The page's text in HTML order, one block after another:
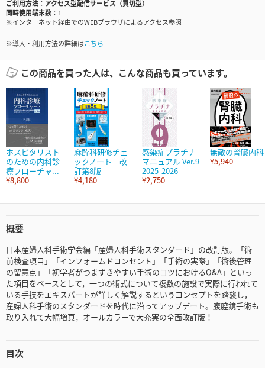
ご利用方法
アクセス型配信サービス（買切型）
同時使用端末数
1
※インターネット経由でのWEBブラウザによるアクセス参照
※導入・利用方法の詳細はこちら
この商品を買った人は、こんな商品も買っています。
ホスピタリスト
のための内科診
療フローチャ...
¥8,800
麻酔科研修チェ
ックノート 改
訂第8版
¥4,180
感染症プラチナ
マニュアル Ver.9
2025-2026
¥2,750
無敵の腎臓内科
¥5,940
概要
日本産婦人科手術学会編「産婦人科手術スタンダード」の改訂版。「術
前検査項目」「インフォームドコンセント」「手術の実際」「術後管理
の留意点」「初学者がつまずきやすい手術のコツにおけるQ&A」といっ
た項目をベースとして，一つの術式について複数の施設で実際に行われて
いる手技をエキスパートが詳しく解説するというコンセプトを踏襲し，
産婦人科手術のスタンダードを時代に沿ってアップデート。腹腔鏡手術も
取り入れて大幅増頁，オールカラーで大充実の全面改訂版！
目次